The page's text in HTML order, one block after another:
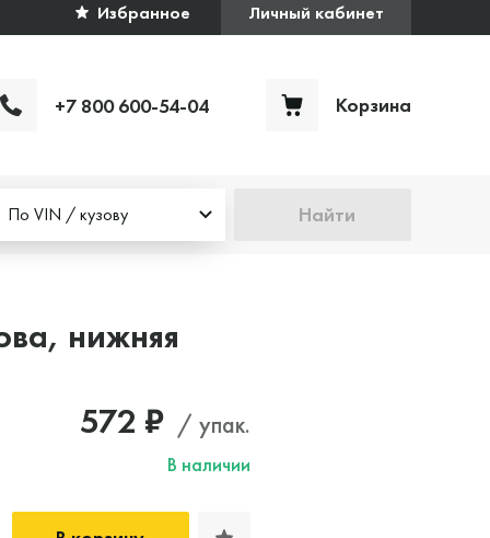
Избранное Личный кабинет
+7 800 600-54-04 Корзина
По VIN / кузову Найти
нижняя
572 ₽ / упак.
В наличии